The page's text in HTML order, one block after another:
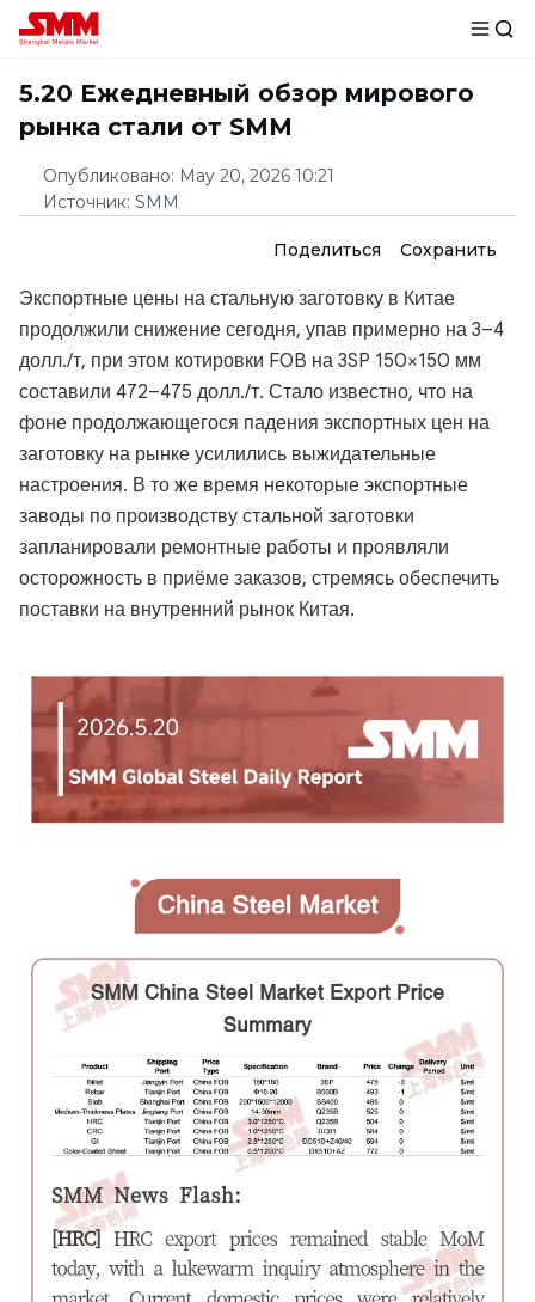
5.20 Ежедневный обзор мирового
рынка стали от SMM
Опубликовано: May 20, 2026 10:21
Источник: SMM
Поделиться Сохранить
Экспортные цены на стальную заготовку в Китае
продолжили снижение сегодня, упав примерно на 3–4
долл./т, при этом котировки FOB на 3SP 150×150 мм
составили 472–475 долл./т. Стало известно, что на
фоне продолжающегося падения экспортных цен на
заготовку на рынке усилились выжидательные
настроения. В то же время некоторые экспортные
заводы по производству стальной заготовки
запланировали ремонтные работы и проявляли
осторожность в приёме заказов, стремясь обеспечить
поставки на внутренний рынок Китая.